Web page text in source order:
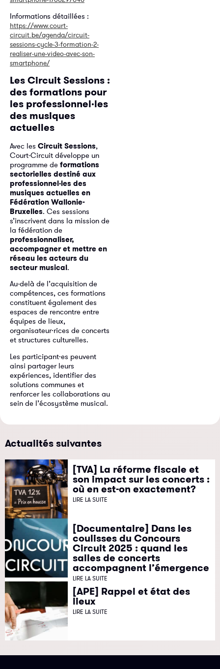
Informations détaillées :
https://www.court-
circuit.be/agenda/circuit-
sessions-cycle-3-formation-2-
realiser-une-video-avec-son-
smartphone/
Les Circuit Sessions :
des formations pour
les professionnel·les
des musiques
actuelles
Avec les Circuit Sessions,
Court-Circuit développe un
programme de formations
sectorielles destiné aux
professionnel·les des
musiques actuelles en
Fédération Wallonie-
Bruxelles. Ces sessions
s’inscrivent dans la mission de
la fédération de
professionnaliser,
accompagner et mettre en
réseau les acteurs du
secteur musical.
Au-delà de l’acquisition de
compétences, ces formations
constituent également des
espaces de rencontre entre
équipes de lieux,
organisateur·rices de concerts
et structures culturelles.
Les participant·es peuvent
ainsi partager leurs
expériences, identifier des
solutions communes et
renforcer les collaborations au
sein de l’écosystème musical.
Actualités suivantes
[TVA] La réforme fiscale et
son impact sur les concerts :
où en est-on exactement?
LIRE LA SUITE
[Documentaire] Dans les
coulisses du Concours
Circuit 2025 : quand les
salles de concerts
accompagnent l’émergence
LIRE LA SUITE
[APE] Rappel et état des
lieux
LIRE LA SUITE